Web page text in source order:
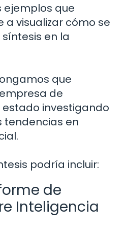
ejemplos que
a visualizar cómo se
en la
que
de
investigando
tendencias en
podría incluir:
de
Inteligencia